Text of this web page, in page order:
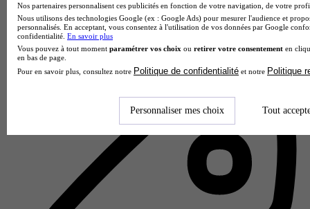
ISFFEL - La Roche-Sur-Yon
5.0
2 avis
La Roche-sur-Yon
Nos partenaires personnalisent ces publicités en fonction de votre navigation, de votre
Nous utilisons des technologies Google (ex : Google Ads) pour mesurer l'audience et
personnalisés. En acceptant, vous consentez à l'utilisation de vos données par Google
confidentialité. En savoir plus
Vous pouvez à tout moment paramétrer vos choix ou retirer votre consentement en
en bas de page.
Pour en savoir plus, consultez notre Politique de confidentialité et notre Politique
Personnaliser mes choix Tout